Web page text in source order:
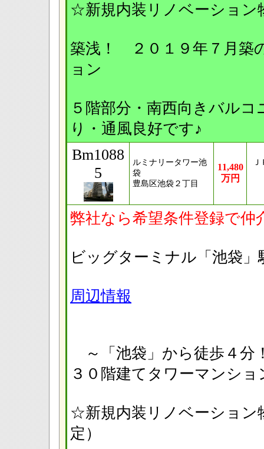
☆新規内装リノベーショ
築浅！ ２０１９年７月築
ョン
５階部分・南西向きバル
り・通風良好です♪
Bm1088
5
ルミナリータワー池
袋
豊島区池袋２丁目
11,480
万円
弊社なら希望条件登録で仲
ビッグターミナル「池
周辺情報
～「池袋」から徒歩４分
３０階建てタワーマンシ
☆新規内装リノベーション
定）